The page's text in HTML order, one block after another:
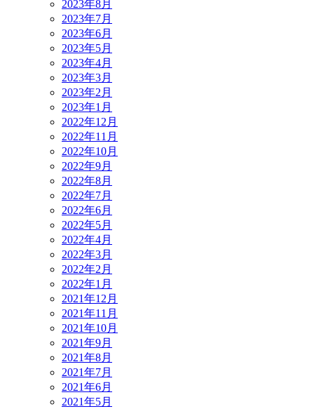
2023年8月
2023年7月
2023年6月
2023年5月
2023年4月
2023年3月
2023年2月
2023年1月
2022年12月
2022年11月
2022年10月
2022年9月
2022年8月
2022年7月
2022年6月
2022年5月
2022年4月
2022年3月
2022年2月
2022年1月
2021年12月
2021年11月
2021年10月
2021年9月
2021年8月
2021年7月
2021年6月
2021年5月